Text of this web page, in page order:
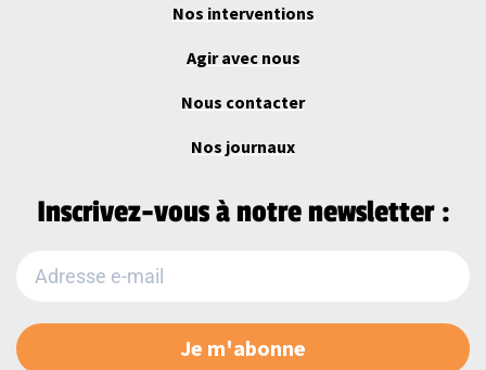
Nos interventions
Agir avec nous
Nous contacter
Nos journaux
Inscrivez-vous à notre newsletter :
Je m'abonne